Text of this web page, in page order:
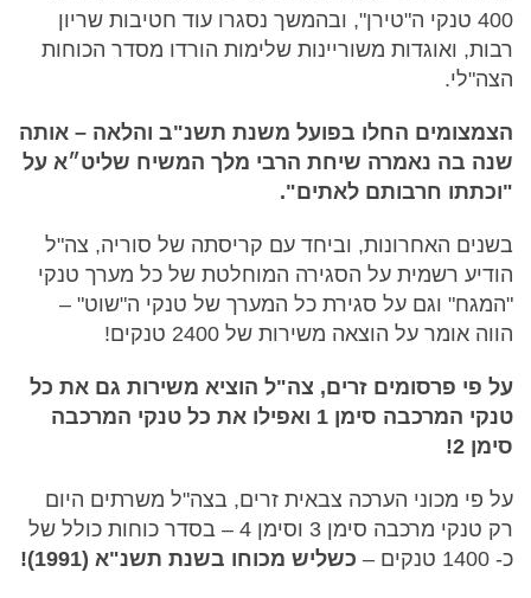
400 טנקי ה"טירן", ובהמשך נסגרו עוד חטיבות שריון
רבות, ואוגדות משוריינות שלימות הורדו מסדר הכוחות
הצה"לי.
הצמצומים החלו בפועל משנת תשנ"ב והלאה – אותה
שנה בה נאמרה שיחת הרבי מלך המשיח שליט״א על
"וכתתו חרבותם לאתים".
בשנים האחרונות, וביחד עם קריסתה של סוריה, צה"ל
הודיע רשמית על הסגירה המוחלטת של כל מערך טנקי
"המגח" וגם על סגירת כל המערך של טנקי ה"שוט" –
הווה אומר על הוצאה משירות של 2400 טנקים!
על פי פרסומים זרים, צה"ל הוציא משירות גם את כל
טנקי המרכבה סימן 1 ואפילו את כל טנקי המרכבה
סימן 2!
על פי מכוני הערכה צבאית זרים, בצה"ל משרתים היום
רק טנקי מרכבה סימן 3 וסימן 4 – בסדר כוחות כולל של
כ- 1400 טנקים –
כשליש מכוחו בשנת תשנ"א (1991)!